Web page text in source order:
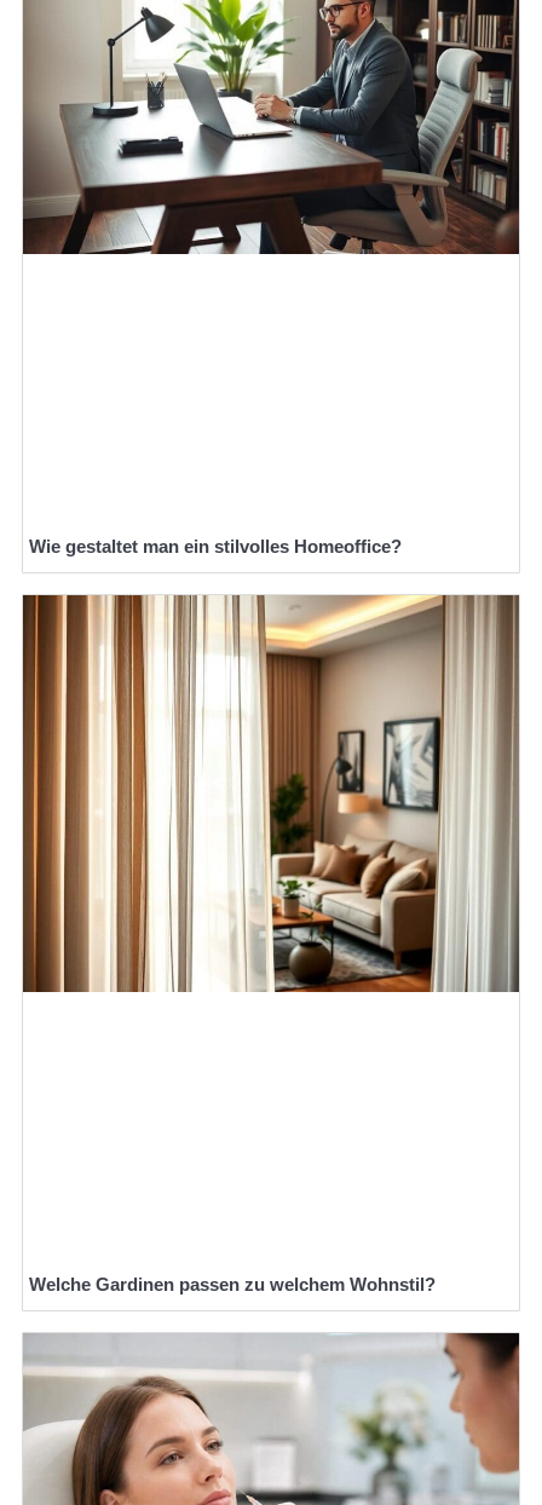
Wie gestaltet man ein stilvolles Homeoffice?
Welche Gardinen passen zu welchem Wohnstil?